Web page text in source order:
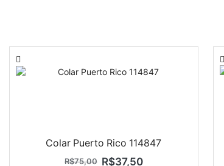
Colar Puerto Rico 114847
R$75,00 R$37,50